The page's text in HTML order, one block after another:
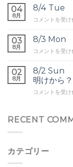
の
ネ
は
▼
ー
ー
ッ
の
ワ
イ
レ
イ
04
8月
8/4 Tue ▼
8/4
▼
前
の
ワ
ド
イ
コメントを受
03
8月
8/3 Mon
8/3
腰
腹
前
ウ
台
コメントを受
02
8月
8/2 Sun
明けから？
8/2
小
ネ
コメントを受
RECENT
カテゴリー